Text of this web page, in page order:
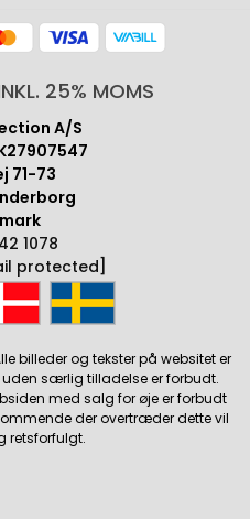
25% MOMS
A/S
71-73
1078
protected]
billeder og tekster på websitet er
særlig tilladelse er forbudt.
med salg for øje er forbudt
der overtræder dette vil
retsforfulgt.